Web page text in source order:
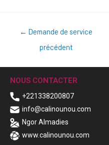
← Demande de service
précédent
NOUS CONTACTER
+221338200807
info@calinounou.com
Ngor Almadies
www.calinounou.com